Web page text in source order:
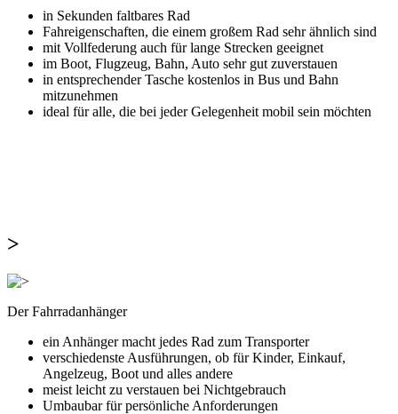
in Sekunden faltbares Rad
Fahreigenschaften, die einem großem Rad sehr ähnlich sind
mit Vollfederung auch für lange Strecken geeignet
im Boot, Flugzeug, Bahn, Auto sehr gut zuverstauen
in entsprechender Tasche kostenlos in Bus und Bahn
mitzunehmen
ideal für alle, die bei jeder Gelegenheit mobil sein möchten
>
Der Fahrradanhänger
ein Anhänger macht jedes Rad zum Transporter
verschiedenste Ausführungen, ob für Kinder, Einkauf,
Angelzeug, Boot und alles andere
meist leicht zu verstauen bei Nichtgebrauch
Umbaubar für persönliche Anforderungen